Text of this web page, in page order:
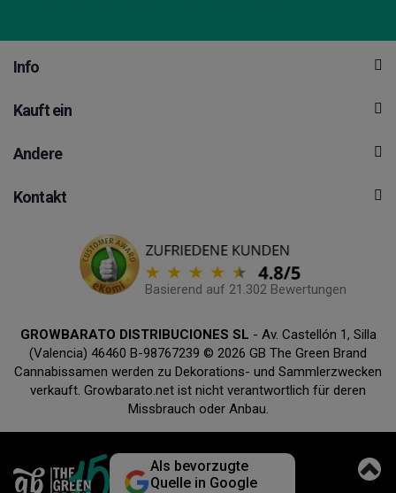
Info
Kauft ein
Andere
Kontakt
Basierend auf 21.302 Bewertungen
GROWBARATO DISTRIBUCIONES SL - Av. Castellón 1, Silla
(Valencia) 46460 B-98767239 © 2026 GB The Green Brand
Cannabissamen werden zu Dekorations- und Sammlerzwecken
verkauft. Growbarato.net ist nicht verantwortlich für deren
Missbrauch oder Anbau.
Als bevorzugte
Quelle in Google